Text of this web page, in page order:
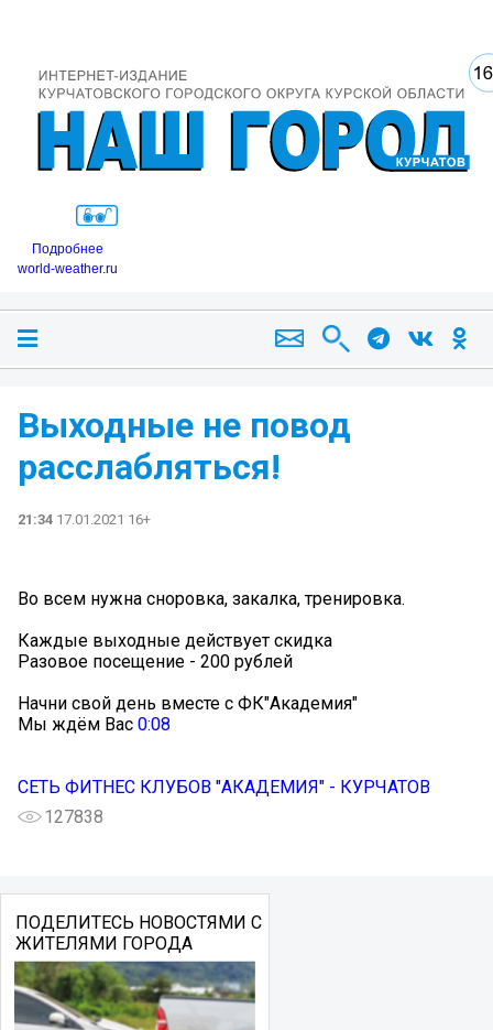
Подробнее
world-weather.ru
Выходные не повод
расслабляться!
21:34 17.01.2021 16+
Во всем нужна сноровка, закалка, тренировка.
Каждые выходные действует скидка
Разовое посещение - 200 рублей
Начни свой день вместе с ФК"Академия"
Мы ждём Вас 0:08
СЕТЬ ФИТНЕС КЛУБОВ "АКАДЕМИЯ" - КУРЧАТОВ
127838
ПОДЕЛИТЕСЬ НОВОСТЯМИ С
ЖИТЕЛЯМИ ГОРОДА